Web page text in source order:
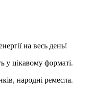
на весь день!
у цікавому форматі.
народні ремесла.